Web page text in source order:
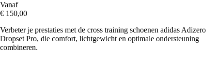
Vanaf
€ 150,00
Verbeter je prestaties met de cross training schoenen adidas Adizero
Dropset Pro, die comfort, lichtgewicht en optimale ondersteuning
combineren.